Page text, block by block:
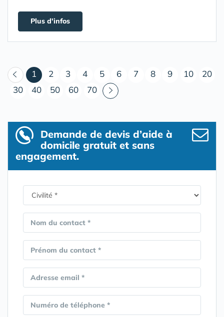
Plus d'infos
1 (courant)
2 3 4 5 6 7 8 9 10
20
30
40 50 60 70
Demande de devis d’aide à
domicile gratuit et sans
engagement.
Nom du contact *
Prénom du contact *
Adresse email *
Numéro de téléphone *